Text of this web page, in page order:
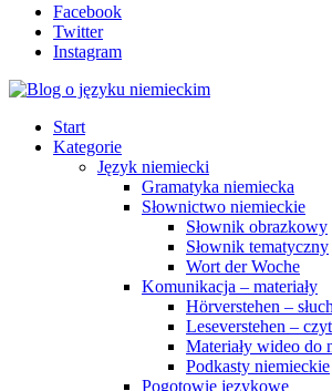
Facebook
Twitter
Instagram
Start
Kategorie
Język niemiecki
Gramatyka niemiecka
Słownictwo niemieckie
Słownik obrazkowy
Słownik tematyczny
Wort der Woche
Komunikacja – materiały
Hörverstehen –
Leseverstehen –
Materiały wideo do
Podkasty niemieckie
Pogotowie językowe